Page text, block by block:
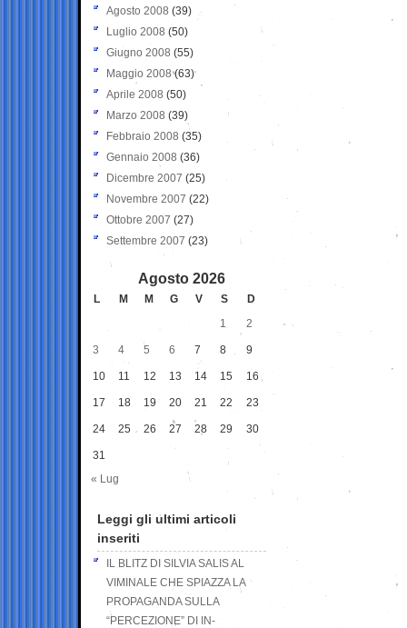
Agosto 2008 (39)
Luglio 2008 (50)
Giugno 2008 (55)
Maggio 2008(63)
Aprile 2008 (50)
Marzo 2008 (39)
Febbraio 2008 (35)
Gennaio 2008 (36)
Dicembre 2007 (25)
Novembre 2007 (22)
Ottobre 2007 (27)
Settembre 2007 (23)
Agosto 2026
L M M G V S
D
1
2
3 4 5 6 7 8 9
10 11 12 13 14 15 16
17 18 19 20 21 22 23
24 25 26 27 28 29 30
31
« Lug
Leggi gli ultimi articoli
inseriti
IL BLITZ DI SILVIA SALIS AL
VIMINALE CHE SPIAZZA LA
PROPAGANDA SULLA
“PERCEZIONE” DI IN-